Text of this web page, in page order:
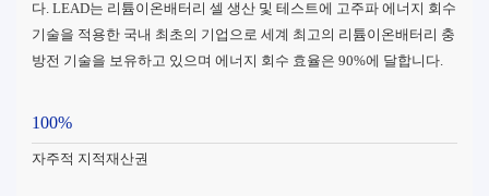
다. LEAD는 리튬이온배터리 셀 생산 및 테스트에 고주파 에너지 회수
기술을 적용한 국내 최초의 기업으로 세계 최고의 리튬이온배터리 충
방전 기술을 보유하고 있으며 에너지 회수 효율은 90%에 달합니다.
100%
자주적 지적재산권